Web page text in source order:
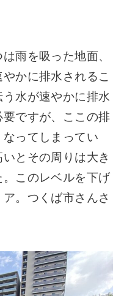
雨を吸った地面、
かに排水されるこ
水が速やかに排水
ですが、ここの排
ってしまってい
とその周りは大き
このレベルを下げ
。つくば市さんさ